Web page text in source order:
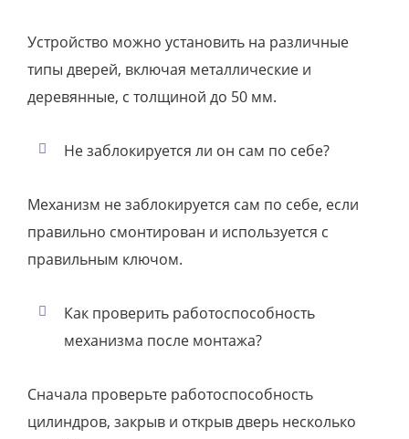
Устройство можно установить на различные
типы дверей, включая металлические и
деревянные, с толщиной до 50 мм.
Не заблокируется ли он сам по себе?
Механизм не заблокируется сам по себе, если
правильно смонтирован и используется с
правильным ключом.
Как проверить работоспособность
механизма после монтажа?
Сначала проверьте работоспособность
цилиндров, закрыв и открыв дверь несколько